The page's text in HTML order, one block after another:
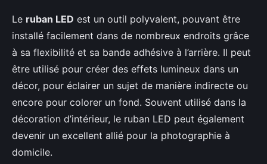
Le ruban LED est un outil polyvalent, pouvant être
installé facilement dans de nombreux endroits grâce
à sa flexibilité et sa bande adhésive à l’arrière. Il peut
être utilisé pour créer des effets lumineux dans un
décor, pour éclairer un sujet de manière indirecte ou
encore pour colorer un fond. Souvent utilisé dans la
décoration d’intérieur, le ruban LED peut également
devenir un excellent allié pour la photographie à
domicile.